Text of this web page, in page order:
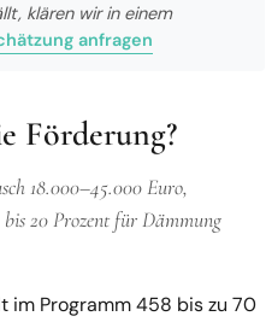
klären wir in einem
anfragen
Förderung?
18.000–45.000 Euro,
20 Prozent für Dämmung
im Programm 458 bis zu 70